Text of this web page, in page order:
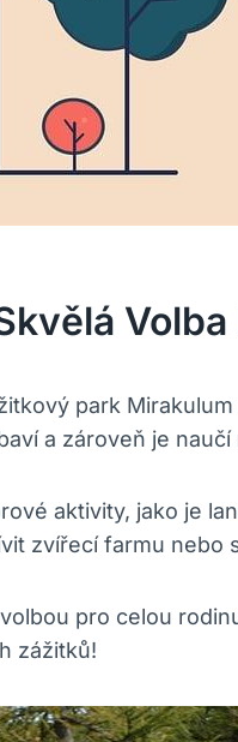
Volba
park
a zároveň je
aktivity, jako je
zvířecí farmu nebo
pro celou
zážitků!